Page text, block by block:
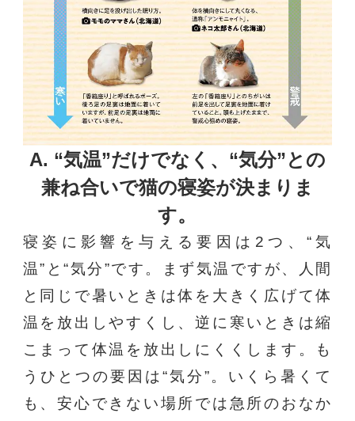
A. “気温”だけでなく、 “気分”との
兼ね合いで猫の寝姿が決まりま
す。
寝姿に影響を与える要因は2つ、“気
温”と“気分”です。まず気温ですが、人間
と同じで暑いときは体を大きく広げて体
温を放出しやすくし、逆に寒いときは縮
こまって体温を放出しにくくします。も
うひとつの要因は“気分”。いくら暑くて
も、安心できない場所では急所のおなか